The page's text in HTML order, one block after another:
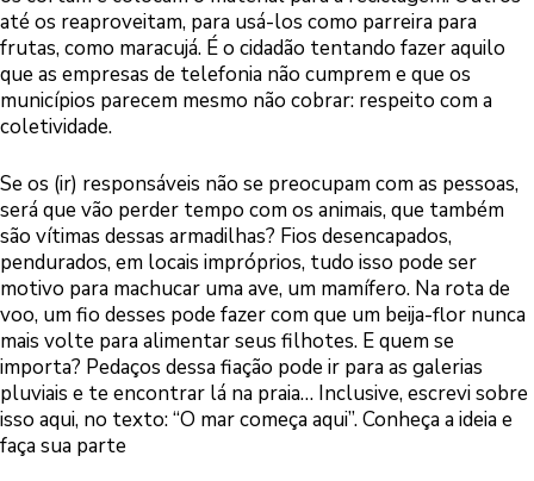
até os reaproveitam, para usá-los como parreira para
frutas, como maracujá. É o cidadão tentando fazer aquilo
que as empresas de telefonia não cumprem e que os
municípios parecem mesmo não cobrar: respeito com a
coletividade.
Se os (ir) responsáveis não se preocupam com as pessoas,
será que vão perder tempo com os animais, que também
são vítimas dessas armadilhas? Fios desencapados,
pendurados, em locais impróprios, tudo isso pode ser
motivo para machucar uma ave, um mamífero. Na rota de
voo, um fio desses pode fazer com que um beija-flor nunca
mais volte para alimentar seus filhotes. E quem se
importa? Pedaços dessa fiação pode ir para as galerias
pluviais e te encontrar lá na praia… Inclusive, escrevi sobre
isso aqui, no texto:“O mar começa aqui”. Conheça a ideia e
faça sua parte